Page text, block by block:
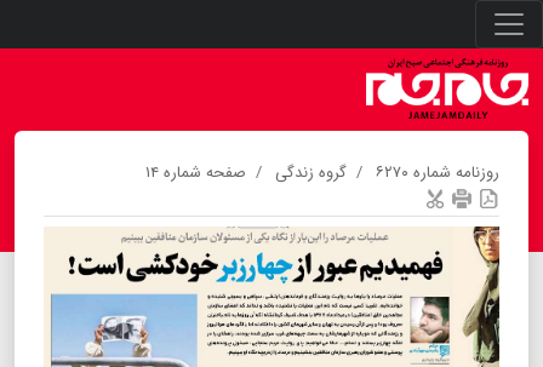
روزنامه شماره ۶۲۷۰ گروه زندگی صفحه شماره ۱۴